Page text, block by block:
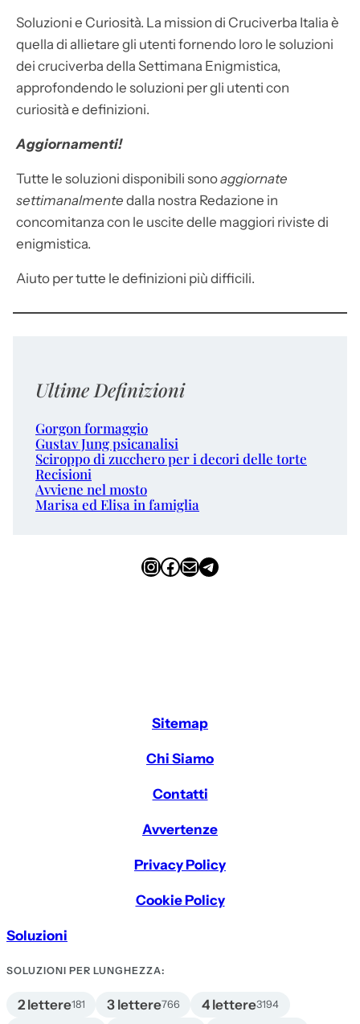
Soluzioni e Curiosità. La mission di Cruciverba Italia è
quella di allietare gli utenti fornendo loro le soluzioni
dei cruciverba della Settimana Enigmistica,
approfondendo le soluzioni per gli utenti con
curiosità e definizioni.
Aggiornamenti!
Tutte le soluzioni disponibili sonoaggiornate
settimanalmente dalla nostra Redazione in
concomitanza con le uscite delle maggiori riviste di
enigmistica.
Aiuto per tutte le definizioni più difficili.
Ultime Definizioni
Gorgon formaggio
Gustav Jung psicanalisi
Sciroppo di zucchero per i decori delle torte
Recisioni
Avviene nel mosto
Marisa ed Elisa in famiglia
InstagramFacebook Email Telegram
Sitemap
Chi Siamo
Contatti
Avvertenze
Privacy Policy
Cookie Policy
Soluzioni
SOLUZIONI PER LUNGHEZZA:
2 lettere181 3 lettere766 4 lettere3194